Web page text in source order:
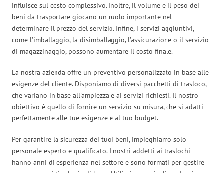
influisce sul costo complessivo. Inoltre, il volume e il peso dei
beni da trasportare giocano un ruolo importante nel
determinare il prezzo del servizio. Infine, i servizi aggiuntivi,
come l’imballaggio, la disimballaggio, l’assicurazione o il servizio
di magazzinaggio, possono aumentare il costo finale.
La nostra azienda offre un preventivo personalizzato in base alle
esigenze del cliente. Disponiamo di diversi pacchetti di trasloco,
che variano in base all’ampiezza e ai servizi richiesti. Il nostro
obiettivo è quello di fornire un servizio su misura, che si adatti
perfettamente alle tue esigenze e al tuo budget.
Per garantire la sicurezza dei tuoi beni, impieghiamo solo
personale esperto e qualificato. I nostri addetti ai traslochi
hanno anni di esperienza nel settore e sono formati per gestire